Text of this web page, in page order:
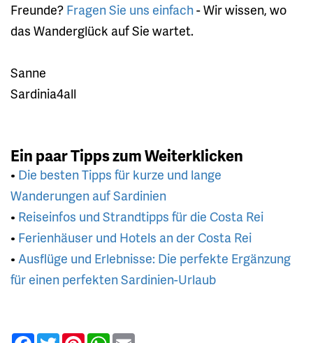
Freunde? Fragen Sie uns einfach- Wir wissen, wo
das Wanderglück auf Sie wartet.
Sanne
Sardinia4all
Ein paar Tipps zum Weiterklicken
• Die besten Tipps für kurze und lange
Wanderungen auf Sardinien
• Reiseinfos und Strandtipps für die Costa Rei
• Ferienhäuser und Hotels an der Costa Rei
• Ausflüge und Erlebnisse: Die perfekte Ergänzung
für einen perfekten Sardinien-Urlaub
Facebook
TwitterPinterestWhatsApp